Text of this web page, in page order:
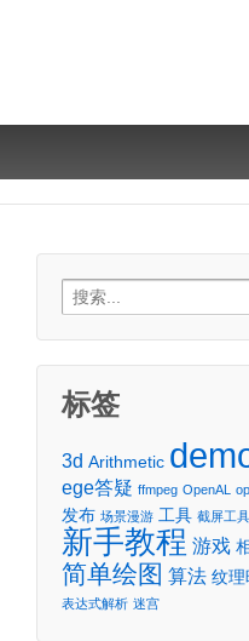
Search
for:
标签
3d Arithmetic
ege答疑 ffmpeg OpenAL
发布 场景漫游 工具 截屏工具
新手教程 游戏
简单绘图 算法 纹理
表达式解析 迷宫